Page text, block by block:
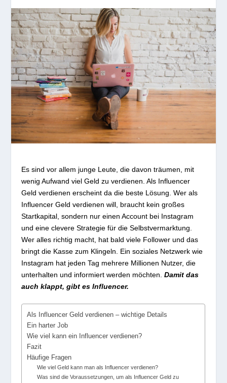
Es sind vor allem junge Leute, die davon träumen, mit
wenig Aufwand viel Geld zu verdienen. Als Influencer
Geld verdienen erscheint da die beste Lösung. Wer als
Influencer Geld verdienen will, braucht kein großes
Startkapital, sondern nur einen Account bei Instagram
und eine clevere Strategie für die Selbstvermarktung.
Wer alles richtig macht, hat bald viele Follower und das
bringt die Kasse zum Klingeln. Ein soziales Netzwerk wie
Instagram hat jeden Tag mehrere Millionen Nutzer, die
unterhalten und informiert werden möchten.Damit das
auch klappt, gibt es Influencer.
Als Influencer Geld verdienen – wichtige Details
Ein harter Job
Wie viel kann ein Influencer verdienen?
Fazit
Häufige Fragen
Wie viel Geld kann man als Influencer verdienen?
Was sind die Voraussetzungen, um als Influencer Geld zu